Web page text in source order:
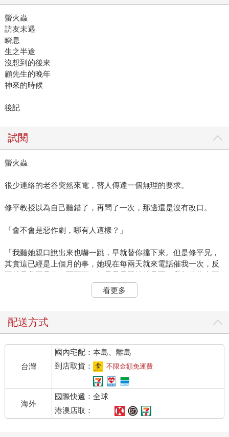
螢火蟲
訪友未遇
瞬息
生之半途
沒想到的後來
顧先生的晚年
神來的時候
後記
試閱
螢火蟲
很少連絡的老谷突然來電，替人傳達一個無理的要求。
修平教授以為自己聽錯了，再問了一次，那邊還是沒有改口。
「會不會是惡作劇，哪有人這樣？」
「我聽她親口說出來也嚇一跳，早就替你擋下來。但是修平兄，
其實這已經是上個月的事，她現在每兩天就來電話催我一次，反
正就是非要見你一面不可。如果只是單純的見面，我相信你也不
至於拒絕，但她偏偏還要那樣，我能怎麼辦，除了請你趕快答
應，我真的沒辦法再應付了。」
「是怎樣的人？我對她真的毫無印象。」
「小學到現在都幾年了，誰還有印象。我是因為十幾年前辦過那
場同學會，你沒有參加，結果她來了，主動找我說她叫黃杏枝，
我才想起以前確實有她這個人。早知道的話，當初連名片也不給
他嗯了聲，覺得自己既然沒答應，瞭解太多反而難回頭，就作罷
看更多
配送方式
台灣
國內宅配：本島、離島
到店取貨：
不限金額免運費
海外
國際快遞：全球
港澳店取：